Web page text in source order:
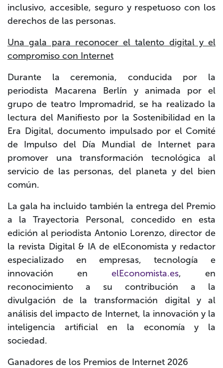
inclusivo, accesible, seguro y respetuoso con los
derechos de las personas.
Una gala para reconocer el talento digital y el
compromiso con Internet
Durante la ceremonia, conducida por la
periodista Macarena Berlín y animada por el
grupo de teatro Impromadrid, se ha realizado la
lectura del Manifiesto por la Sostenibilidad en la
Era Digital, documento impulsado por el Comité
de Impulso del Día Mundial de Internet para
promover una transformación tecnológica al
servicio de las personas, del planeta y del bien
común.
La gala ha incluido también la entrega del Premio
a la Trayectoria Personal, concedido en esta
edición al periodista Antonio Lorenzo, director de
la revista Digital & IA de elEconomista y redactor
especializado en empresas, tecnología e
innovación en elEconomista.es, en
reconocimiento a su contribución a la
divulgación de la transformación digital y al
análisis del impacto de Internet, la innovación y la
inteligencia artificial en la economía y la
sociedad.
Ganadores de los Premios de Internet 2026